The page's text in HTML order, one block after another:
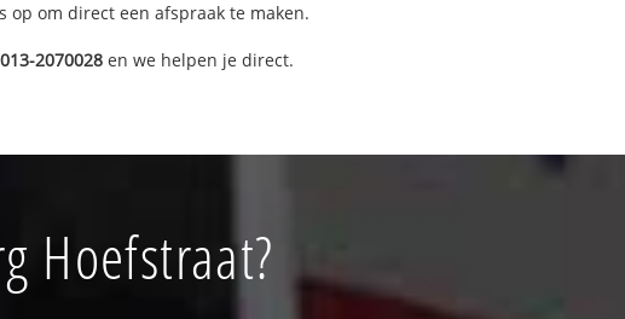
op om direct een afspraak te maken.
013-2070028 en we helpen je direct.
Hoefstraat?